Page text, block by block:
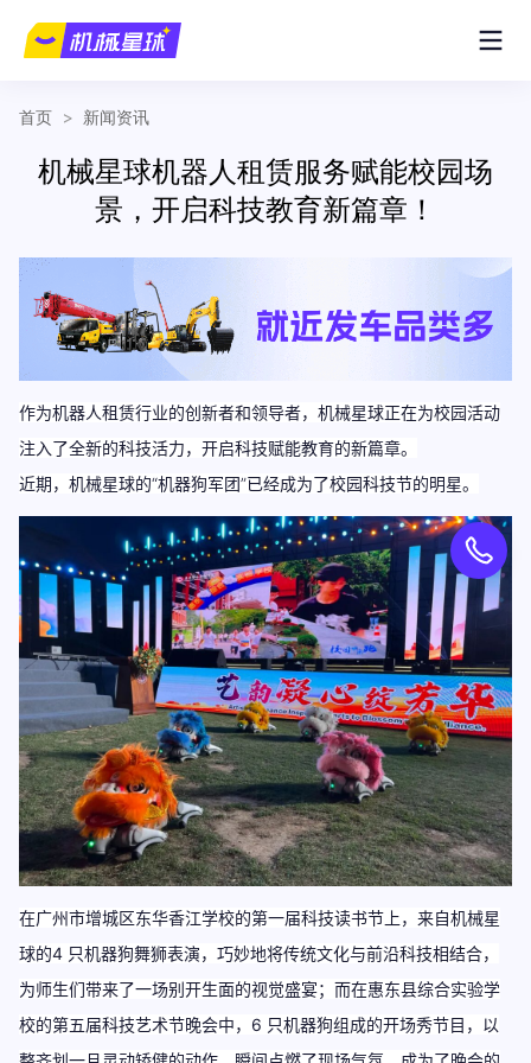
首页 > 新闻资讯
机械星球机器人租赁服务赋能校园场
景，开启科技教育新篇章！
作为机器人租赁行业的创新者和领导者， 机械星球正在为校园活动
注入了全新的科技活力，开启科技赋能教育的新篇章。
近期，机械星球的“机器狗军团”已经成为了校园科技节的明星。
在广州市增城区东华香江学校的第一届科技读书节上，来自机械星
球的4 只机器狗舞狮表演，巧妙地将传统文化与前沿科技相结合，
为师生们带来了一场别开生面的视觉盛宴； 而在惠东县综合实验学
校的第五届科技艺术节晚会中， 6 只机器狗组成的开场秀节目，以